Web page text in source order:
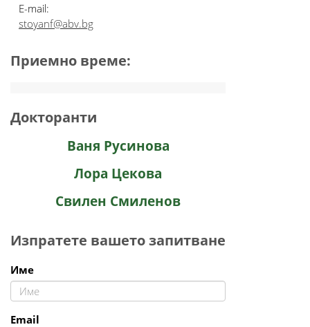
E-mail:
stoyanf@abv.bg
Приемно време:
Докторанти
Ваня Русинова
Лора Цекова
Свилен Смиленов
Изпратете вашето запитване
Име
Email